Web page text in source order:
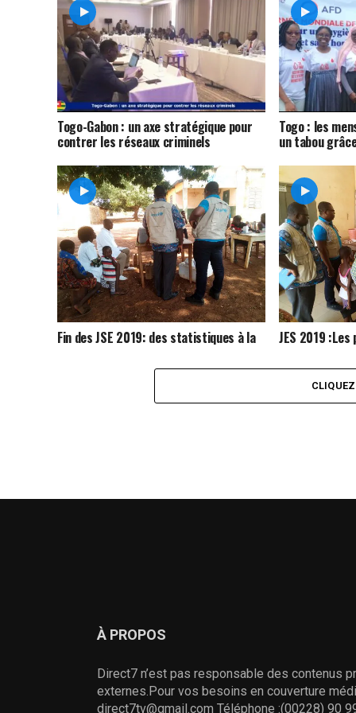
Togo-Gabon : un axe stratégique pour
contrer les réseaux criminels
Togo : les
un tabou
Fin des JSE 2019: des statistiques à la JES 2019
dans la
À PROPOS
Direct7 n’est pas responsable des contenus
externes.Pour vos besoins en couverture
direct7tv@gmail.com Téléphone :(00228) 90